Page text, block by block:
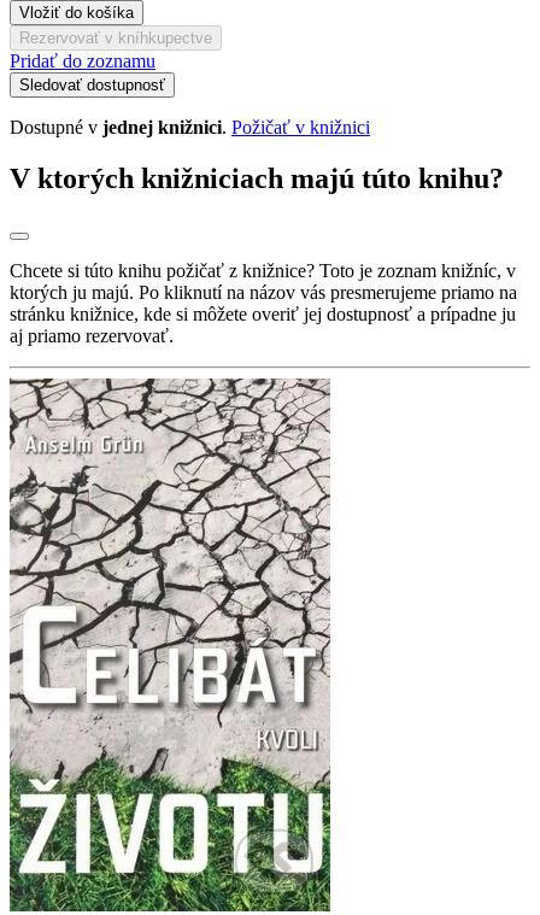
Vložiť do košíka
Rezervovať v kníhkupectve
Pridať do zoznamu
Sledovať dostupnosť
Dostupné v jednej knižnici. Požičať v knižnici
V ktorých knižniciach majú túto knihu?
Chcete si túto knihu požičať z knižnice? Toto je zoznam knižníc, v
ktorých ju majú. Po kliknutí na názov vás presmerujeme priamo na
stránku knižnice, kde si môžete overiť jej dostupnosť a prípadne ju
aj priamo rezervovať.